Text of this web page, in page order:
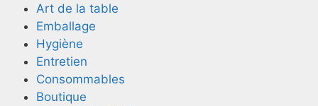
Art de la table
Emballage
Hygiène
Entretien
Consommables
Boutique